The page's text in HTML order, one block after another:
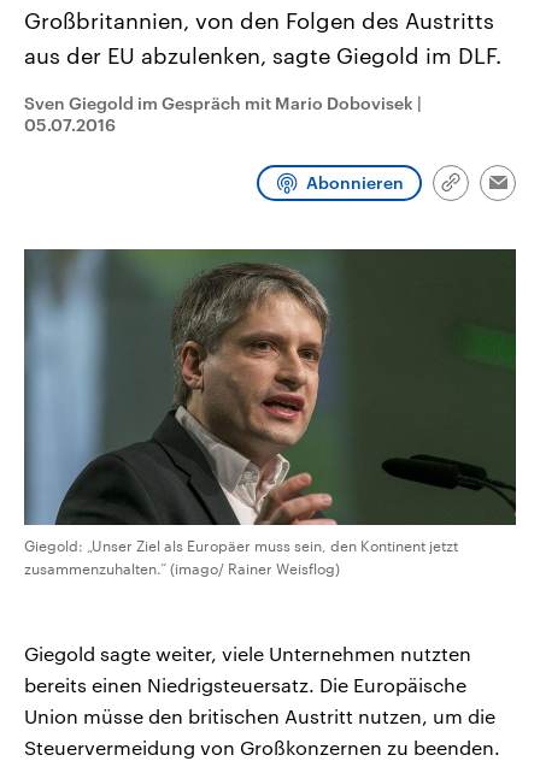
Umfragen, Prognosen,
Wahlprogramme, aktuelle Berichte
und Hintergründe zu den Parteien
Wahl.
Sendungen Programm Podcasts
Audio-Archiv
Großbritannien, von den Folgen des Austritts
aus der EU abzulenken, sagte Giegold im DLF.
Sven Giegold im Gespräch mit Mario Dobovisek |
05.07.2016
Abonnieren
Link
Giegold: „Unser Ziel als Europäer muss sein, den Kontinent jetzt
zusammenzuhalten.“ (imago/ Rainer Weisflog)
Giegold sagte weiter, viele Unternehmen nutzten
bereits einen Niedrigsteuersatz. Die Europäische
Union müsse den britischen Austritt nutzen, um die
Steuervermeidung von Großkonzernen zu beenden.